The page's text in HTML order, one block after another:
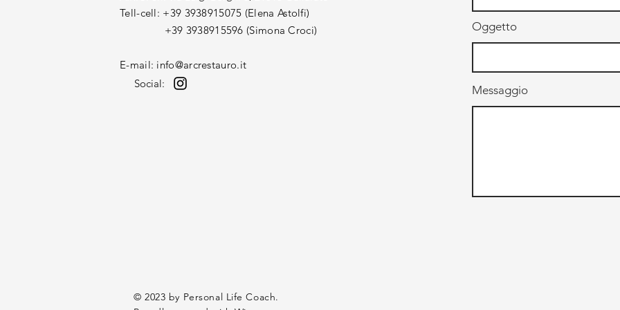
​Tell-cell: +39 3938915075 (Elena Astolfi)
+39 3938915596 (Simona Croci)
E-mail: info@arcrestauro.it
Social:
Oggetto
Messaggio
© 2023 by Personal Life Coach.